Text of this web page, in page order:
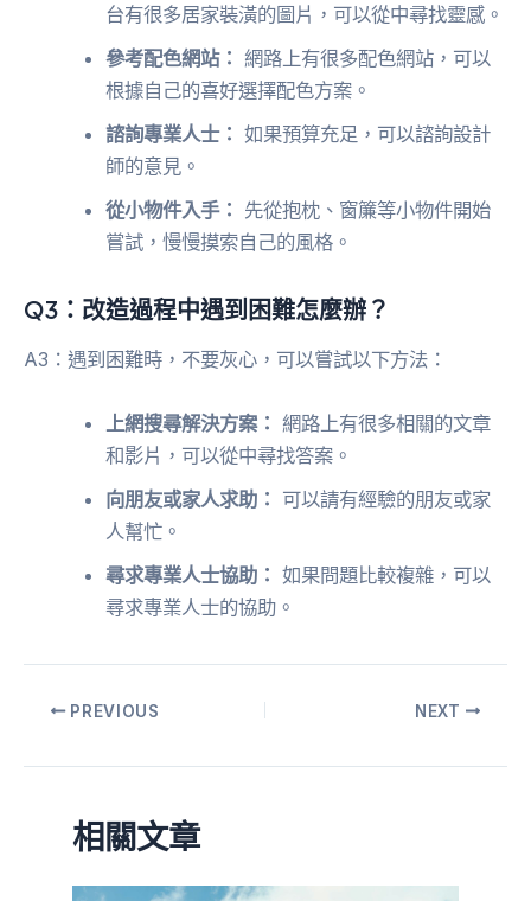
台有很多居家裝潢的圖片，可以從中尋找靈感。
參考配色網站： 網路上有很多配色網站，可以
根據自己的喜好選擇配色方案。
諮詢專業人士： 如果預算充足，可以諮詢設計
師的意見。
從小物件入手： 先從抱枕、窗簾等小物件開始
嘗試，慢慢摸索自己的風格。
Q3：改造過程中遇到困難怎麼辦？
A3：遇到困難時，不要灰心，可以嘗試以下方法：
上網搜尋解決方案： 網路上有很多相關的文章
和影片，可以從中尋找答案。
向朋友或家人求助： 可以請有經驗的朋友或家
人幫忙。
尋求專業人士協助： 如果問題比較複雜，可以
尋求專業人士的協助。
PREVIOUS NEXT
相關文章